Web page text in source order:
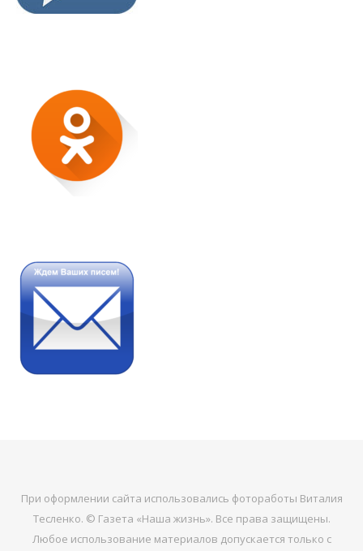
При оформлении сайта использовались фотоработы Виталия
Тесленко. © Газета «Наша жизнь». Все права защищены.
Любое использование материалов допускается только с